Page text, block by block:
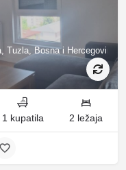
Tuzla, Bosna i Hercegovina
1 kupatila 2 ležaja